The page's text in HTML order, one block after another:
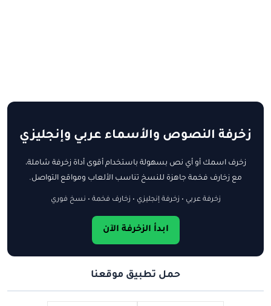
زخرفة النصوص والأسماء عربي وإنجليزي
زخرف اسمك أو أي نص بسهولة باستخدام أقوى أداة زخرفة شاملة،
مع زخارف فخمة جاهزة للنسخ تناسب الألعاب ومواقع التواصل.
زخرفة عربي • زخرفة إنجليزي • زخارف فخمة • نسخ فوري
ابدأ الزخرفة الآن
حمل تطبيق موقعنا